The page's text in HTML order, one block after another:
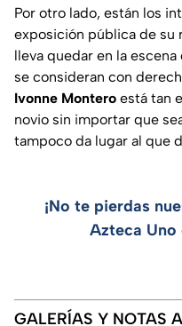
Por otro lado, están los
exposición pública de su
lleva quedar en la
se consideran con
Ivonne Montero está tan
novio sin importar que
tampoco da lugar al que
¡No te pierdas
Azteca Uno
GALERÍAS Y NOTAS